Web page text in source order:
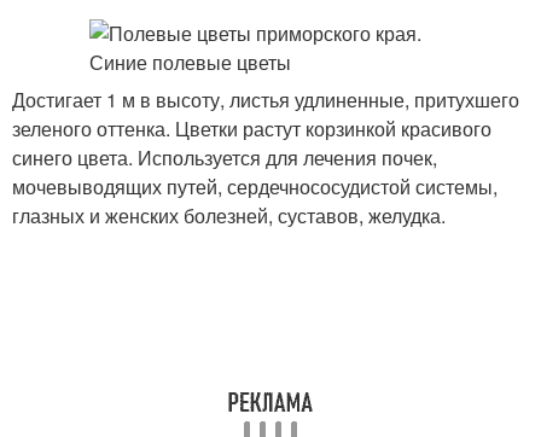
Достигает 1 м в высоту, листья удлиненные, притухшего
зеленого оттенка. Цветки растут корзинкой красивого
синего цвета. Используется для лечения почек,
мочевыводящих путей, сердечнососудистой системы,
глазных и женских болезней, суставов, желудка.